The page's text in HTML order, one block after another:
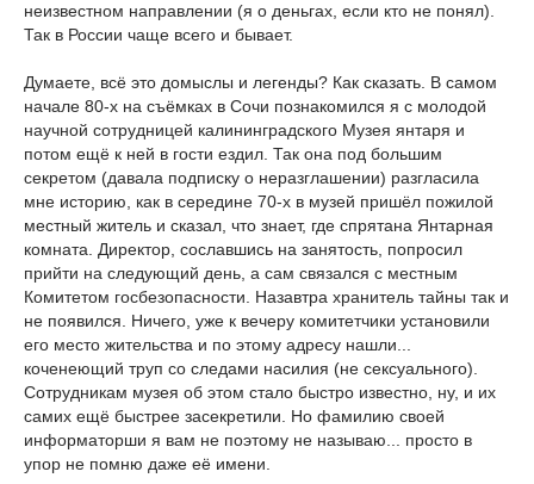
неизвестном направлении (я о деньгах, если кто не понял).
Так в России чаще всего и бывает.
Думаете, всё это домыслы и легенды? Как сказать. В самом
начале 80-х на съёмках в Сочи познакомился я с молодой
научной сотрудницей калининградского Музея янтаря и
потом ещё к ней в гости ездил. Так она под большим
секретом (давала подписку о неразглашении) разгласила
мне историю, как в середине 70-х в музей пришёл пожилой
местный житель и сказал, что знает, где спрятана Янтарная
комната. Директор, сославшись на занятость, попросил
прийти на следующий день, а сам связался с местным
Комитетом госбезопасности. Назавтра хранитель тайны так и
не появился. Ничего, уже к вечеру комитетчики установили
его место жительства и по этому адресу нашли...
коченеющий труп со следами насилия (не сексуального).
Сотрудникам музея об этом стало быстро известно, ну, и их
самих ещё быстрее засекретили. Но фамилию своей
информаторши я вам не поэтому не называю... просто в
упор не помню даже её имени.